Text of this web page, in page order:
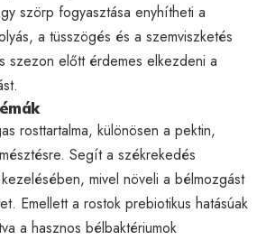
szörp fogyasztása enyhítheti a
a tüsszögés és a szemviszketés
szezon előtt érdemes elkezdeni a
rosttartalma, különösen a pektin,
Segít a székrekedés
mivel növeli a bélmozgást
Emellett a rostok prebiotikus hatásúak
a hasznos bélbaktériumok